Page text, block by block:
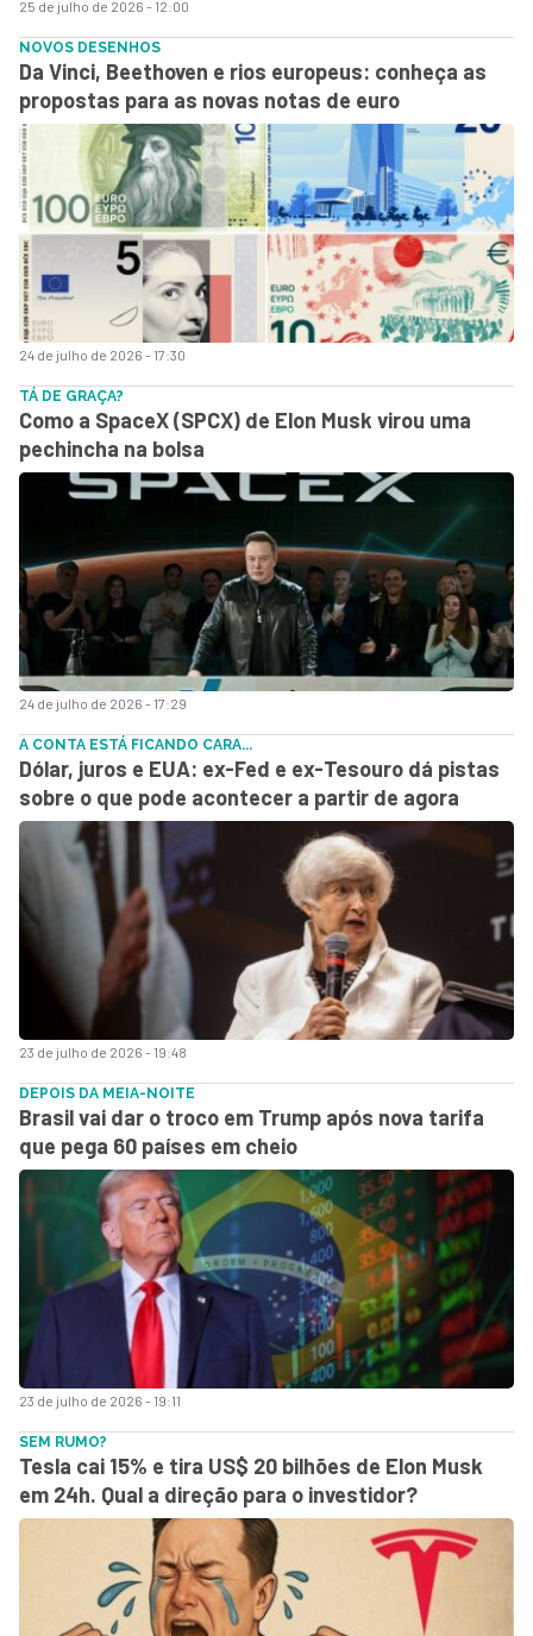
25 de julho de 2026 - 12:00
24 de julho de 2026 - 17:30
NOVOS DESENHOS
Da Vinci, Beethoven e rios europeus: conheça as
propostas para as novas notas de euro
24 de julho de 2026 - 17:29
TÁ DE GRAÇA?
Como a SpaceX (SPCX) de Elon Musk virou uma
pechincha na bolsa
23 de julho de 2026 - 19:48
A CONTA ESTÁ FICANDO CARA...
Dólar, juros e EUA: ex-Fed e ex-Tesouro dá pistas
sobre o que pode acontecer a partir de agora
23 de julho de 2026 - 19:11
DEPOIS DA MEIA-NOITE
Brasil vai dar o troco em Trump após nova tarifa
que pega 60 países em cheio
SEM RUMO?
Tesla cai 15% e tira US$ 20 bilhões de Elon Musk
em 24h. Qual a direção para o investidor?